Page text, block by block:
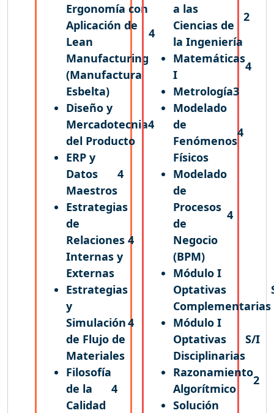
Ergonomía con
Aplicación de
Lean
Manufacturing
(Manufactura
Esbelta)
4
Diseño y
Mercadotecnia
del Producto
4
ERP y
Datos
Maestros
4
Estrategias
de
Relaciones
Internas y
Externas
4
Estrategias
y
Simulación
de Flujo de
Materiales
4
Filosofía
de la
Calidad
4
a las
Ciencias de
la Ingeniería
2
Matemáticas
I
4
Metrología3
Modelado
de
Fenómenos
Físicos
4
Modelado
de
Procesos
de
Negocio
(BPM)
4
Módulo I
Optativas
Complementarias
Módulo I
Optativas
Disciplinarias
S/I
Razonamiento
Algorítmico
2
Solución